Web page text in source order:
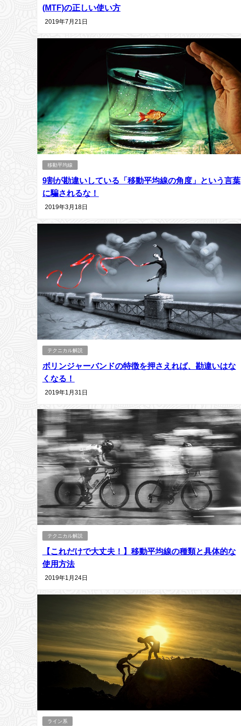
(MTF)の正しい使い方
2019年7月21日
移動平均線
9割が勘違いしている「移動平均線の角度」という言葉
に騙されるな！
2019年3月18日
テクニカル解説
ボリンジャーバンドの特徴を押さえれば、勘違いはな
くなる！
2019年1月31日
テクニカル解説
【これだけで大丈夫！】移動平均線の種類と具体的な
使用方法
2019年1月24日
ライン系